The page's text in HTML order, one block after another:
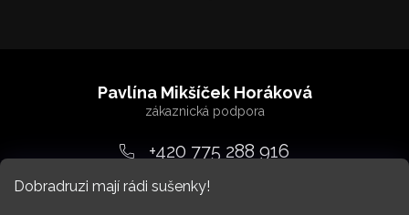
Dobradruzi mají rádi sušenky!
a
Pavlína Mikšíček Horáková
+420 775 288 916
srdcem@dobradruh.cz